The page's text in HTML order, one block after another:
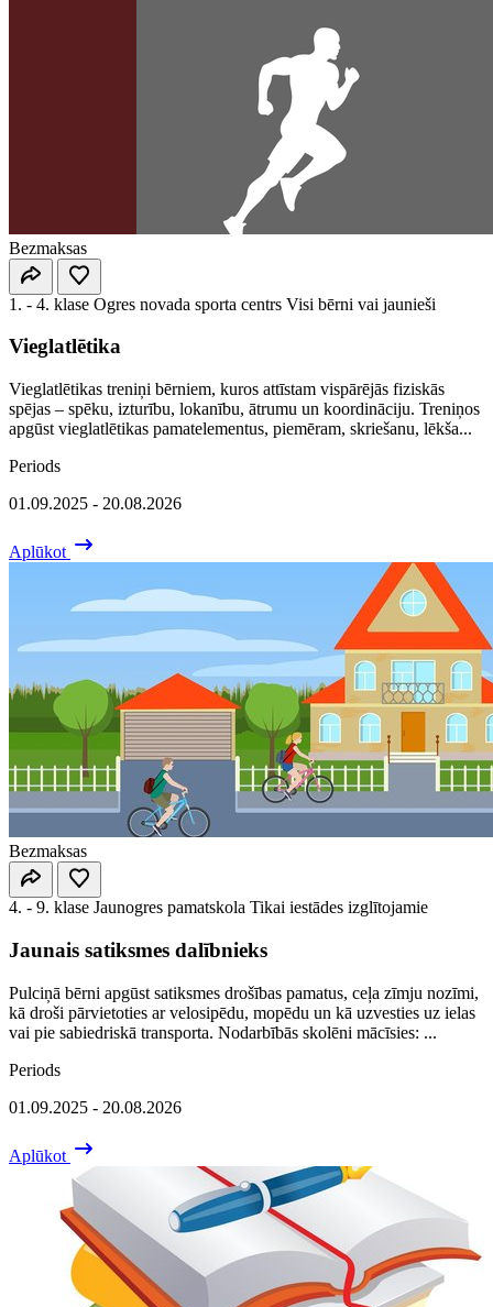
Bezmaksas
1. - 4. klase Ogres novada sporta centrs Visi bērni vai jaunieši
Vieglatlētika
Vieglatlētikas treniņi bērniem, kuros attīstam vispārējās fiziskās
spējas – spēku, izturību, lokanību, ātrumu un koordināciju. Treniņos
apgūst vieglatlētikas pamatelementus, piemēram, skriešanu, lēkša...
Periods
01.09.2025 - 20.08.2026
Aplūkot
Bezmaksas
4. - 9. klase Jaunogres pamatskola Tikai iestādes izglītojamie
Jaunais satiksmes dalībnieks
Pulciņā bērni apgūst satiksmes drošības pamatus, ceļa zīmju nozīmi,
kā droši pārvietoties ar velosipēdu, mopēdu un kā uzvesties uz ielas
vai pie sabiedriskā transporta. Nodarbībās skolēni mācīsies: ...
Periods
01.09.2025 - 20.08.2026
Aplūkot